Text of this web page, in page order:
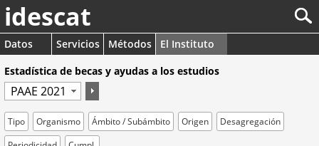
idescat
Datos Servicios Métodos
El Instituto
Estadística de becas y ayudas a los estudios
Tipo Organismo Ámbito / Subámbito Origen
Desagregación